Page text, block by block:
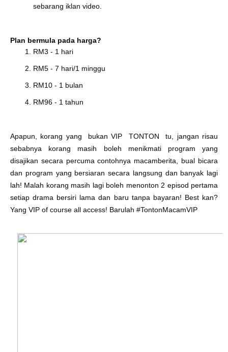
sebarang iklan video.
Plan bermula pada harga?
RM3 - 1 hari
RM5 - 7 hari/1 minggu
RM10 - 1 bulan
RM96 - 1 tahun
Apapun, korang yang bukan VIP TONTON tu, jangan risau
sebabnya korang masih boleh menikmati program yang
disajikan secara percuma contohnya macamberita, bual bicara
dan program yang bersiaran secara langsung dan banyak lagi
lah! Malah korang masih lagi boleh menonton 2 episod pertama
setiap drama bersiri lama dan baru tanpa bayaran! Best kan?
Yang VIP of course all access! Barulah #TontonMacamVIP